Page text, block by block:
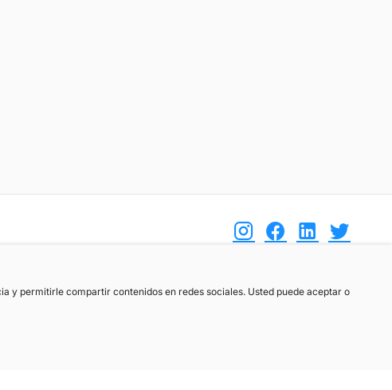
y permitirle compartir contenidos en redes sociales. Usted puede aceptar o
info@motoreto.com